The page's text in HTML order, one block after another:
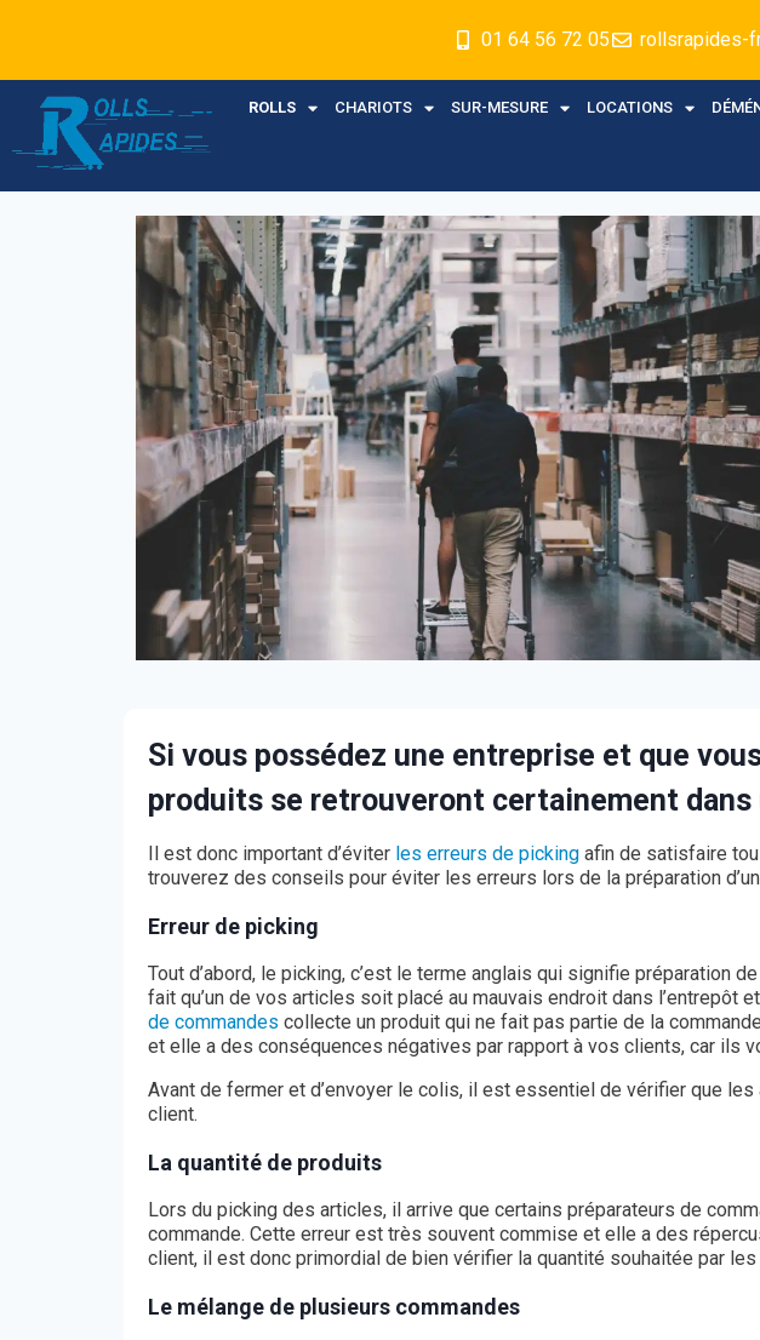
01 64 56 72 05 rollsrapides-
ROLLS CHARIOTS SUR-MESURE LOCATIONS
Si vous possédez une entreprise et que
produits se retrouveront certainement
Il est donc important d’éviter les erreurs de picking afin de satisfaire
trouverez des conseils pour éviter les erreurs lors de la préparation
Erreur de picking
Tout d’abord, le picking, c’est le terme anglais qui signifie préparation
fait qu’un de vos articles soit placé au mauvais endroit dans l’entrepôt
de commandes collecte un produit qui ne fait pas partie de la
et elle a des conséquences négatives par rapport à vos clients, car ils
Avant de fermer et d’envoyer le colis, il est essentiel de vérifier que
client.
La quantité de produits
Lors du picking des articles, il arrive que certains préparateurs de
commande. Cette erreur est très souvent commise et elle a des
client, il est donc primordial de bien vérifier la quantité souhaitée par
Le mélange de plusieurs commandes